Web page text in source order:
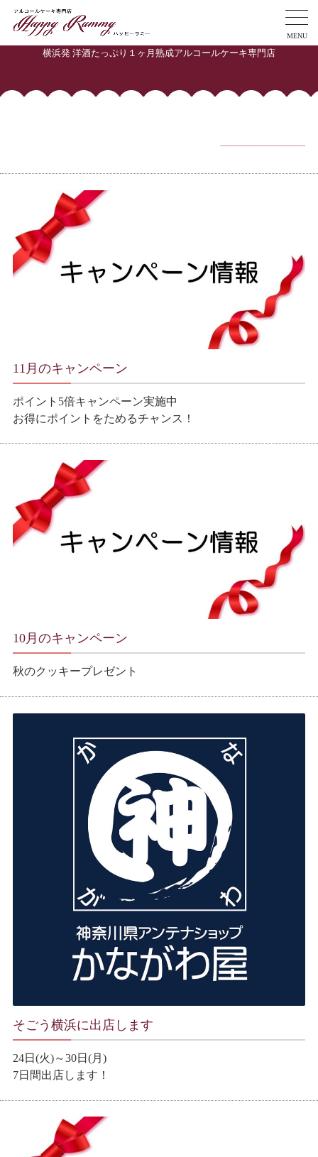
MENU
横浜発 洋酒たっぷり１ヶ月熟成アルコールケーキ専門店
11月のキャンペーン
ポイント5倍キャンペーン実施中
お得にポイントをためるチャンス！
10月のキャンペーン
秋のクッキープレゼント
そごう横浜に出店します
24日(火)～30日(月)
7日間出店します！